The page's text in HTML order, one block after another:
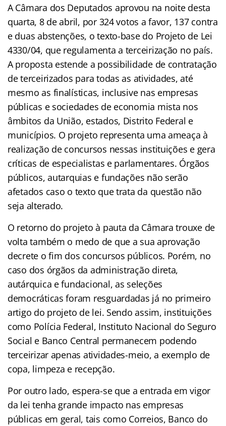
A Câmara dos Deputados aprovou na noite desta
quarta, 8 de abril, por 324 votos a favor, 137 contra
e duas abstenções, o texto-base do Projeto de Lei
4330/04, que regulamenta a terceirização no país.
A proposta estende a possibilidade de contratação
de terceirizados para todas as atividades, até
mesmo as finalísticas, inclusive nas empresas
públicas e sociedades de economia mista nos
âmbitos da União, estados, Distrito Federal e
municípios. O projeto representa uma ameaça à
realização de concursos nessas instituições e gera
críticas de especialistas e parlamentares. Órgãos
públicos, autarquias e fundações não serão
afetados caso o texto que trata da questão não
seja alterado.
O retorno do projeto à pauta da Câmara trouxe de
volta também o medo de que a sua aprovação
decrete o fim dos concursos públicos. Porém, no
caso dos órgãos da administração direta,
autárquica e fundacional, as seleções
democráticas foram resguardadas já no primeiro
artigo do projeto de lei. Sendo assim, instituições
como Polícia Federal, Instituto Nacional do Seguro
Social e Banco Central permanecem podendo
terceirizar apenas atividades-meio, a exemplo de
copa, limpeza e recepção.
Por outro lado, espera-se que a entrada em vigor
da lei tenha grande impacto nas empresas
públicas em geral, tais como Correios, Banco do